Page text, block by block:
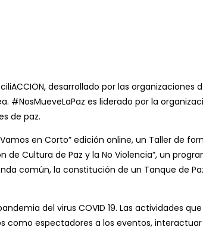
desarrollado por las organizaciones
#NosMueveLaPaz es liderado por la
de paz.
en Corto” edición online, un Taller de
de Cultura de Paz y la No Violencia”, un
común, la constitución de un Tanque de
del virus COVID 19. Las actividades
como espectadores a los eventos,